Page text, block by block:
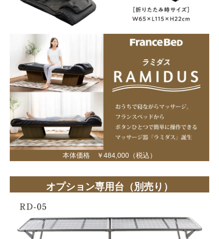
本体価格 ￥484,000（税込）
オプション専用台（別売り）